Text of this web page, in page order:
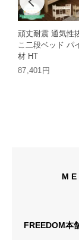
頑丈耐震 通気性
こ二段ベッド パ
材 HT
87,401円
FREEDOM本